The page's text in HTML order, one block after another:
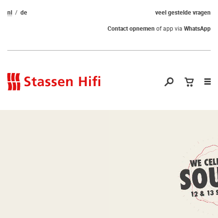
veel gestelde vragen
nl
de
Contact opnemenof app via WhatsApp